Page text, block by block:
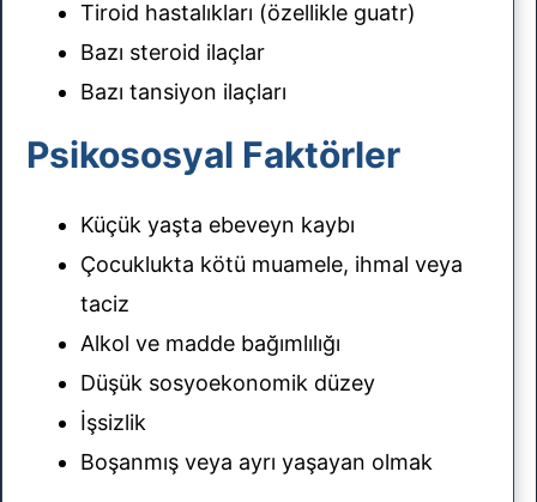
Tiroid hastalıkları (özellikle guatr)
Bazı steroid ilaçlar
Bazı tansiyon ilaçları
Psikososyal Faktörler
Küçük yaşta ebeveyn kaybı
Çocuklukta kötü muamele, ihmal veya
taciz
Alkol ve madde bağımlılığı
Düşük sosyoekonomik düzey
İşsizlik
Boşanmış veya ayrı yaşayan olmak